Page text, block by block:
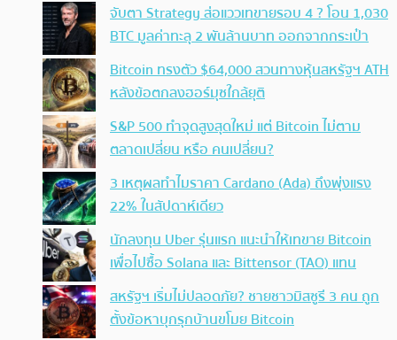
จับตา Strategy ส่อแววเทขายรอบ 4 ? โอน 1,030
BTC มูลค่าทะลุ 2 พันล้านบาท ออกจากกระเป๋า
Bitcoin ทรงตัว $64,000 สวนทางหุ้นสหรัฐฯ ATH
หลังข้อตกลงฮอร์มุซใกล้ยุติ
S&P 500 ทำจุดสูงสุดใหม่ แต่ Bitcoin ไม่ตาม
ตลาดเปลี่ยน หรือ คนเปลี่ยน?
3 เหตุผลทำไมราคา Cardano (Ada) ถึงพุ่งแรง
22% ในสัปดาห์เดียว
นักลงทุน Uber รุ่นแรก แนะนำให้เทขาย Bitcoin
เพื่อไปซื้อ Solana และ Bittensor (TAO) แทน
สหรัฐฯ เริ่มไม่ปลอดภัย? ชายชาวมิสซูรี 3 คน ถูก
ตั้งข้อหาบุกรุกบ้านขโมย Bitcoin